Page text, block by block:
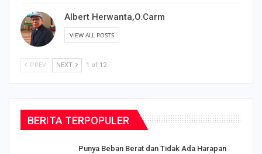
Albert Herwanta,O.Carm
VIEW ALL POSTS
PREV NEXT 1 of 12
BERITA TERPOPULER
Punya Beban Berat dan Tidak Ada Harapan